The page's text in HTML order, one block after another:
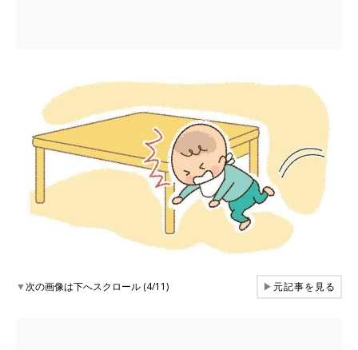
▼次の画像は下へスクロール (4/11) ▶元記事を見る